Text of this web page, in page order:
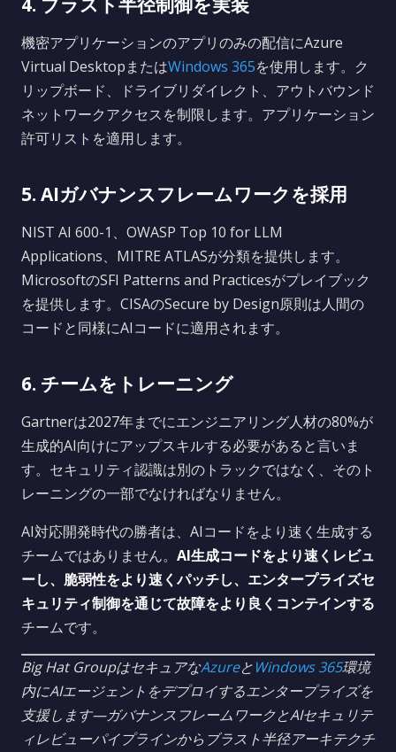
機密アプリケーションのアプリのみの配信にAzure
Virtual DesktopまたはWindows 365を使用します。ク
リップボード、ドライブリダイレクト、アウトバウンド
ネットワークアクセスを制限します。アプリケーション
許可リストを適用します。
5. AIガバナンスフレームワークを採用
NIST AI 600-1、OWASP Top 10 for LLM
Applications、MITRE ATLASが分類を提供します。
MicrosoftのSFI Patterns and Practicesがプレイブック
を提供します。CISAのSecure by Design原則は人間の
コードと同様にAIコードに適用されます。
6. チームをトレーニング
Gartnerは2027年までにエンジニアリング人材の80%が
生成的AI向けにアップスキルする必要があると言いま
す。セキュリティ認識は別のトラックではなく、そのト
レーニングの一部でなければなりません。
AI対応開発時代の勝者は、AIコードをより速く生成する
チームではありません。 AI生成コードをより速くレビュ
ーし、脆弱性をより速くパッチし、エンタープライズセ
キュリティ制御を通じて故障をより良くコンテインする
チームです。
Big Hat GroupはセキュアなAzureとWindows 365環境
内にAIエージェントをデプロイするエンタープライズを
支援します—ガバナンスフレームワークとAIセキュリテ
ィレビューパイプラインからブラスト半径アーキテクチ